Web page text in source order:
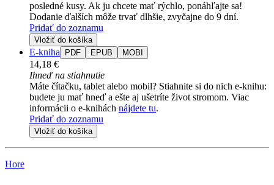
posledné kusy. Ak ju chcete mať rýchlo, ponáhľajte sa!
Dodanie ďalších môže trvať dlhšie, zvyčajne do 9 dní.
Pridať do zoznamu
Vložiť do košíka
E-kniha PDF EPUB MOBI
14,18 €
Ihneď na stiahnutie
Máte čítačku, tablet alebo mobil? Stiahnite si do nich e-knihu:
budete ju mať hneď a ešte aj ušetríte život stromom. Viac
informácii o e-knihách nájdete tu.
Pridať do zoznamu
Vložiť do košíka
Hore